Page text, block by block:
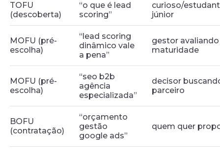
TOFU
(descoberta)
“o que é lead
scoring”
curioso/
júnior
MOFU (pré-
escolha)
“lead scoring
dinâmico vale
a pena”
gestor avaliando
maturidade
MOFU (pré-
escolha)
“seo b2b
agência
especializada”
decisor
parceiro
BOFU
(contratação)
“orçamento
gestão
google ads”
quem quer